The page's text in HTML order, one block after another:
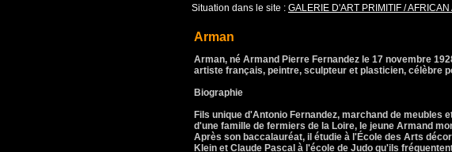
Situation dans le site : GALERIE D'ART PRIMITIF /
Arman
Arman, né Armand Pierre Fernandez le 17 novembre
artiste français, peintre, sculpteur et plasticien, célèbre
Biographie
Fils unique d'Antonio Fernandez, marchand de meubles
d'une famille de fermiers de la Loire, le jeune Armand
Après son baccalauréat, il étudie à l'École des Arts
Klein et Claude Pascal à l'école de Judo qu'ils